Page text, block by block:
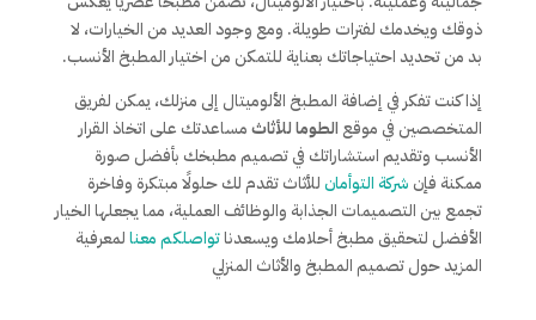
ذوقك ويخدمك لفترات طويلة. ومع وجود العديد من الخيارات، لا
بد من تحديد احتياجاتك بعناية للتمكن من اختيار المطبخ الأنسب.
إذا كنت تفكر في إضافة المطبخ الألوميتال إلى منزلك، يمكن لفريق
المتخصصين في موقع الطوما للأثاثمساعدتك على اتخاذ القرار
الأنسب وتقديم استشاراتك في تصميم مطبخك بأفضل صورة
ممكنة فإن شركة التوأمانللأثاث تقدم لك حلولًا مبتكرة وفاخرة
تجمع بين التصميمات الجذابة والوظائف العملية، مما يجعلها الخيار
الأفضل لتحقيق مطبخ أحلامك ويسعدناتواصلكم معنالمعرفية
المزيد حول تصميم المطبخ والأثاث المنزلي